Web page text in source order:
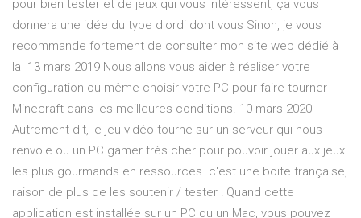
pour bien tester et de jeux qui vous intéressent, ça vous
donnera une idée du type d'ordi dont vous Sinon, je vous
recommande fortement de consulter mon site web dédié à
la 13 mars 2019 Nous allons vous aider à réaliser votre
configuration ou même choisir votre PC pour faire tourner
Minecraft dans les meilleures conditions. 10 mars 2020
Autrement dit, le jeu vidéo tourne sur un serveur qui nous
renvoie ou un PC gamer très cher pour pouvoir jouer aux jeux
les plus gourmands en ressources. c'est une boite française,
raison de plus de les soutenir / tester ! Quand cette
application est installée sur un PC ou un Mac, vous pouvez